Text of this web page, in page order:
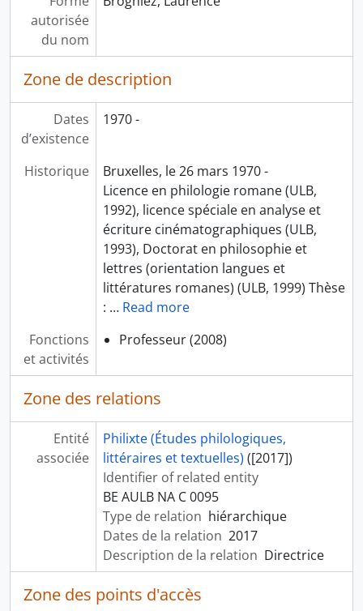
autorisée
du nom
Zone de description
Dates
d’existence
1970 -
Historique
Bruxelles, le 26 mars 1970 -
Licence en philologie romane (ULB,
1992), licence spéciale en analyse et
écriture cinématographiques (ULB,
1993), Doctorat en philosophie et
lettres (orientation langues et
littératures romanes) (ULB, 1999) Thèse
: … Read more
Fonctions
et activités
Professeur (2008)
Zone des relations
Entité
associée
Philixte (Études philologiques,
littéraires et textuelles) ([2017])
Identifier of related entity
BE AULB NA C 0095
Type de relation hiérarchique
Dates de la relation 2017
Description de la relation Directrice
Zone des points d'accès